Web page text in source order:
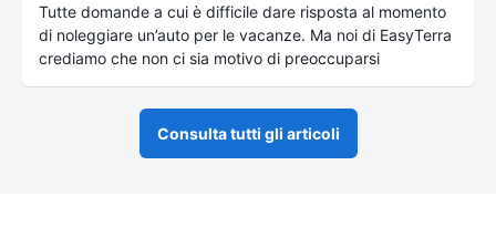
Tutte domande a cui è difficile dare risposta al momento
di noleggiare un’auto per le vacanze. Ma noi di EasyTerra
crediamo che non ci sia motivo di preoccuparsi
Consulta tutti gli articoli